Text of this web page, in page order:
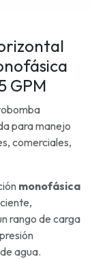
GPM
para manejo
comerciales,
monofásica
rango de carga
agua.